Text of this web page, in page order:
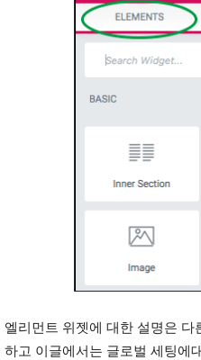
엘리먼트 위젯에 대한 설명은
하고 이글에서는 글로벌 세팅에